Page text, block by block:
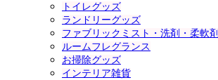
トイレグッズ
ランドリーグッズ
ファブリックミスト・洗剤・柔軟剤
ルームフレグランス
お掃除グッズ
インテリア雑貨